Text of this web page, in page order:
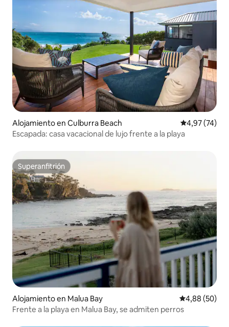
Alojamiento en Culburra Beach Calificación
4,97 (74)
Escapada: casa vacacional de lujo frente a la playa
Superanfitrión
Superanfitrión
Alojamiento en Malua Bay Calificación
4,88 (50)
Frente a la playa en Malua Bay, se admiten perros